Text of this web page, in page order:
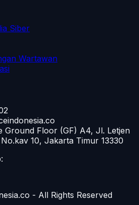
Siber
Wartawan
Ground Floor (GF) A4, Jl. Letjen
10, Jakarta Timur 13330
- All Rights Reserved